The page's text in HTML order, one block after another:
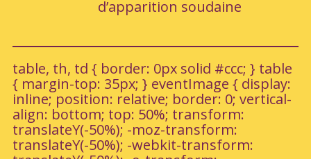
d’apparition soudaine
table, th, td { border: 0px solid #ccc; } table
{ margin-top: 35px; } eventImage { display:
inline; position: relative; border: 0; vertical-
align: bottom; top: 50%; transform:
translateY(-50%); -moz-transform:
translateY(-50%); -webkit-transform: